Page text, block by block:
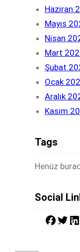
Haziran
Mayıs
Nisan
Mart
Şubat
Ocak
Aralık
Kasım
Tags
Henüz
Social
F
T